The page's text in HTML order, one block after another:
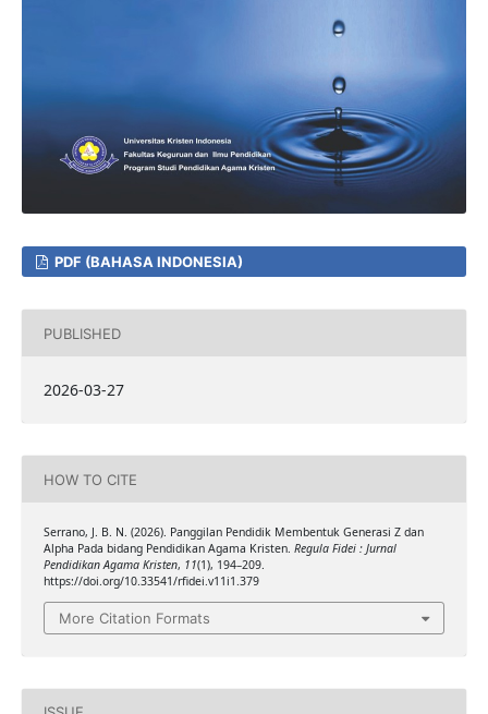
PDF (BAHASA INDONESIA)
PUBLISHED
2026-03-27
HOW TO CITE
Serrano, J. B. N. (2026). Panggilan Pendidik Membentuk Generasi Z dan
Alpha Pada bidang Pendidikan Agama Kristen. Regula Fidei : Jurnal
Pendidikan Agama Kristen, 11(1), 194–209.
https://doi.org/10.33541/rfidei.v11i1.379
More Citation Formats